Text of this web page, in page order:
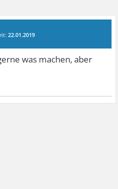
22.01.2019
was machen, aber